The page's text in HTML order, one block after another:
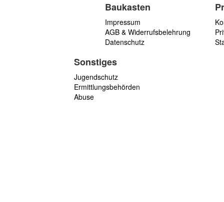
Baukasten
Impressum
AGB & Widerrufsbelehrung
Datenschutz
Sonstiges
Jugendschutz
Ermittlungsbehörden
Abuse